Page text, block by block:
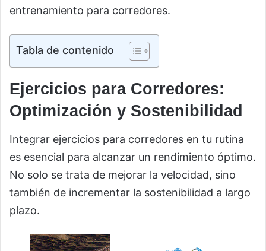
entrenamiento para corredores.
Tabla de contenido
Ejercicios para Corredores:
Optimización y Sostenibilidad
Integrar ejercicios para corredores en tu rutina
es esencial para alcanzar un rendimiento óptimo.
No solo se trata de mejorar la velocidad, sino
también de incrementar la sostenibilidad a largo
plazo.